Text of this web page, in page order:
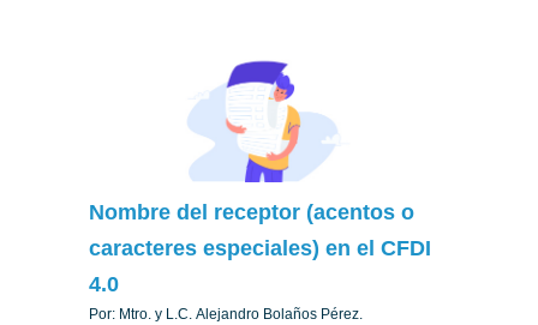
Nombre del receptor (acentos o
caracteres especiales) en el CFDI
4.0
Por: Mtro. y L.C. Alejandro Bolaños Pérez.